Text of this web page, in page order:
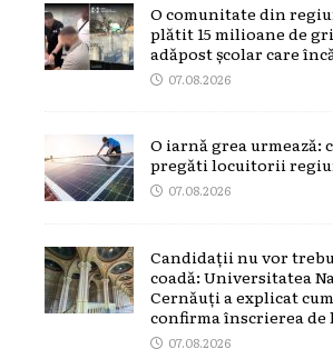
O comunitate din
plătit 15 milioane de
adăpost școlar care
07.08.2026
O iarnă grea urmează:
pregăti locuitorii
07.08.2026
Candidații nu vor
coadă: Universitatea
Cernăuți a explicat
confirma înscrierea de
07.08.2026